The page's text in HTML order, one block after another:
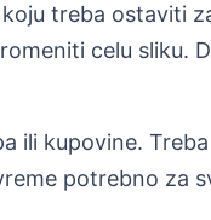
treba ostaviti
celu sliku.
ili kupovine.
potrebno za